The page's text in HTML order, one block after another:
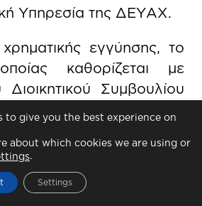
Υπηρεσία της ΔΕΥΑΧ.
εγγύησης, το
καθορίζεται με
Συμβουλίου
Η εγγύηση αυτή
μετά την αφαίρεση και
της παροχής. Η
καταπίπτει υπέρ της
to give you the best experience on
about which cookies we are using or
Settings